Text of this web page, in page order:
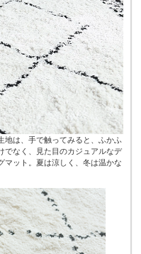
地は、手で触ってみると、ふかふ
でなく、見た目のカジュアルなデ
マット。夏は涼しく、冬は温かな